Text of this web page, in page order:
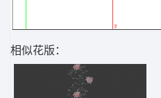
相似花版：